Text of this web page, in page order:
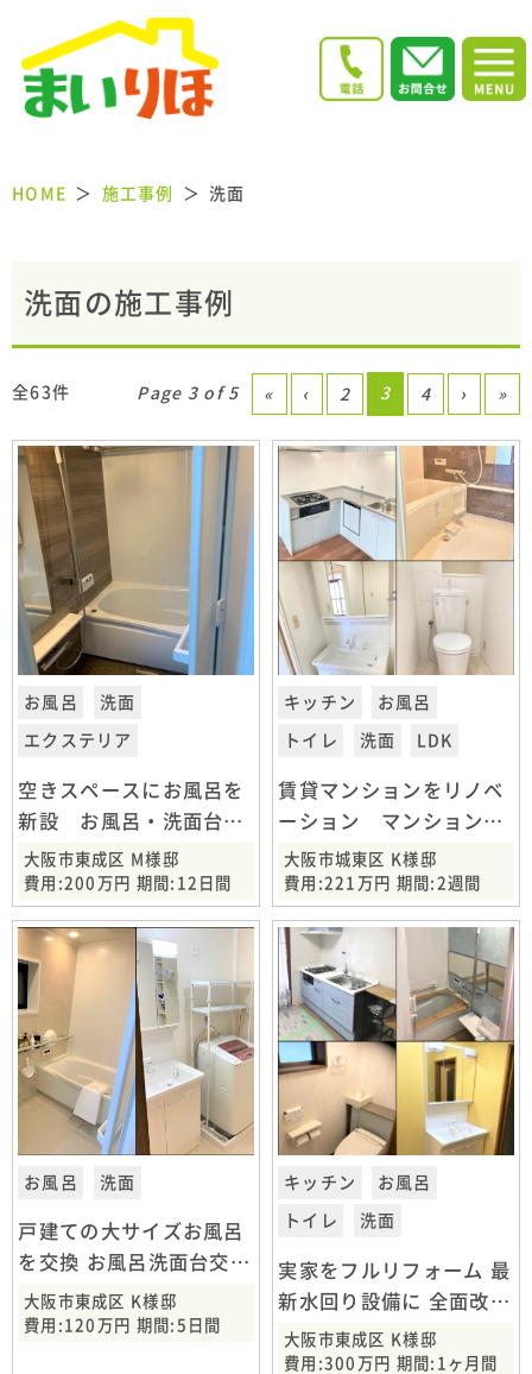
HOME 施工事例 洗面
洗面の施工事例
全63件 Page 3 of 5 « ‹ 2 3 4 › »
お風呂 洗面
エクステリア
空きスペースにお風呂を
新設 お風呂・洗面台・
玄関ドア改修工事 大阪
市東成区
大阪市東成区 M様邸
費用:200万円 期間:12日間
キッチン お風呂
トイレ 洗面 LDK
賃貸マンションをリノベ
ーション マンション全
面改装工事 大阪市城東
区
大阪市城東区 K様邸
費用:221万円 期間:2週間
お風呂 洗面
戸建ての大サイズお風呂
を交換 お風呂洗面台交換
工事 大阪市東成区
大阪市東成区 K様邸
費用:120万円 期間:5日間
キッチン お風呂
トイレ 洗面
実家をフルリフォーム 最
新水回り設備に 全面改装
工事 大阪市東成区
大阪市東成区 K様邸
費用:300万円 期間:1ヶ月間